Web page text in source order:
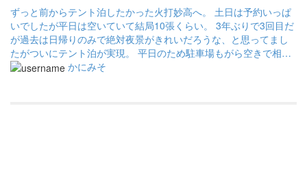
ずっと前からテント泊したかった火打妙高へ。 土日は予約いっぱ
いでしたが平日は空いていて結局10張くらい。 3年ぶりで3回目だ
が過去は日帰りのみで絶対夜景がきれいだろうな、と思ってまし
たがついにテント泊が実現。 平日のため駐車場もがら空きで相変
わらず火打までは歩きやすいが、思ったより晴れず日本海側の湿
かにみそ